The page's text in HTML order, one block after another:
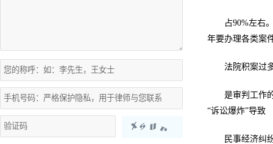
占90%左右
年要办理各类案
法院积案过
是审判工作
“诉讼爆炸”导致
民事经济纠